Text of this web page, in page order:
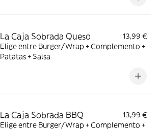
La Caja Sobrada Queso
13,99 €
Elige entre Burger/Wrap + Complemento +
Patatas + Salsa
La Caja Sobrada BBQ
13,99 €
Elige entre Burger/Wrap + Complemento +